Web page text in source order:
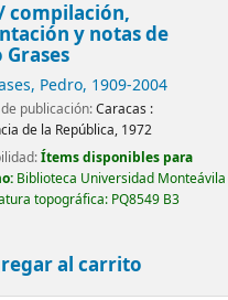
compilación,
y notas de
Grases
Pedro, 1909-2004
publicación:Caracas :
de la República, 1972
Ítems disponibles para
Biblioteca Universidad Monteávila
topográfica: PQ8549 B3
al carrito